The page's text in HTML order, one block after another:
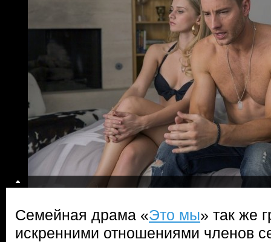
Семейная драма «Это мы» так же
искренними отношениями членов